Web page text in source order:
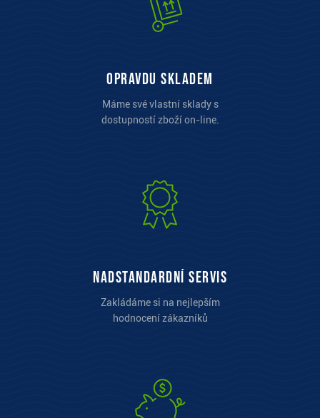
opravdu skladem
Máme své vlastní sklady s
dostupností zboží on-line.
Nadstandardní servis
Zakládáme si na nejlepším
hodnocení zákazníků